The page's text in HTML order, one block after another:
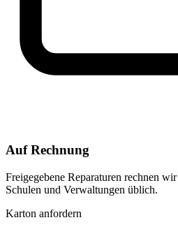
Auf Rechnung
Freigegebene Reparaturen rechnen
Schulen und Verwaltungen üblich.
Karton anfordern